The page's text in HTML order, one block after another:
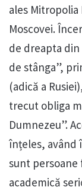
ales
Moscovei.
de dreapta
de stânga”,
(adică a
trecut obliga
Dumnezeu”.
înțeles, având
sunt
academică